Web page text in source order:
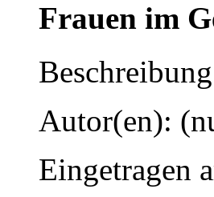
Frauen im
Autor(en):
Eingetragen